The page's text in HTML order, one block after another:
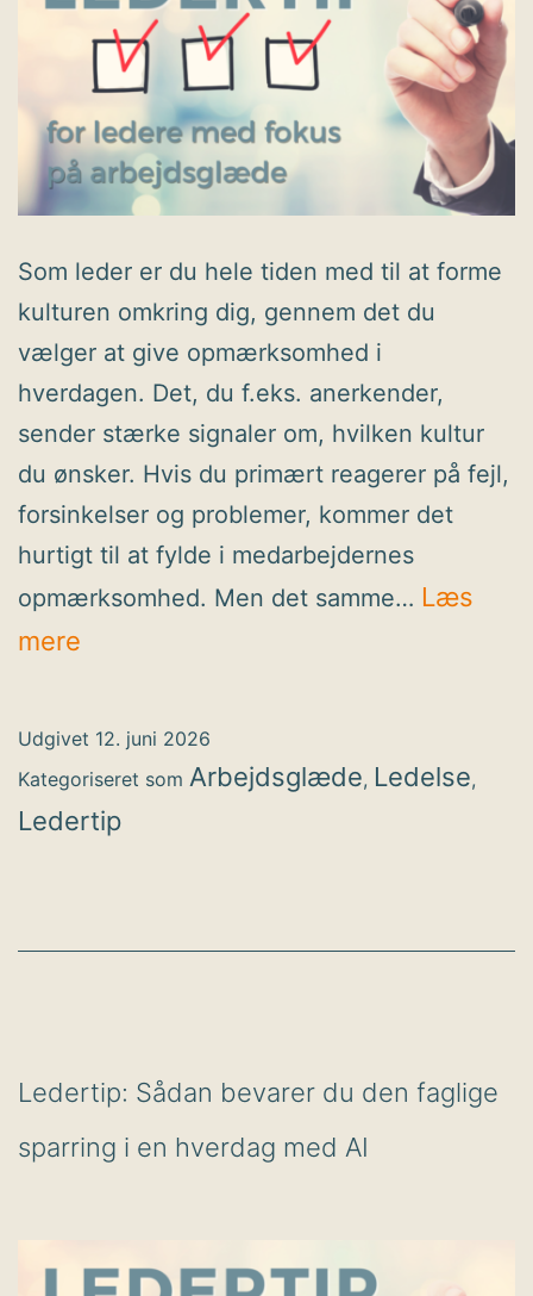
Som leder er du hele tiden med til at forme
kulturen omkring dig, gennem det du
vælger at give opmærksomhed i
hverdagen. Det, du f.eks. anerkender,
sender stærke signaler om, hvilken kultur
du ønsker. Hvis du primært reagerer på fejl,
forsinkelser og problemer, kommer det
hurtigt til at fylde i medarbejdernes
opmærksomhed. Men det samme… Læs
mere
anerkender
vokser
Udgivet 12. juni 2026
Kategoriseret som Arbejdsglæde, Ledelse,
Ledertip
Ledertip: Sådan bevarer du den faglige
sparring i en hverdag med AI